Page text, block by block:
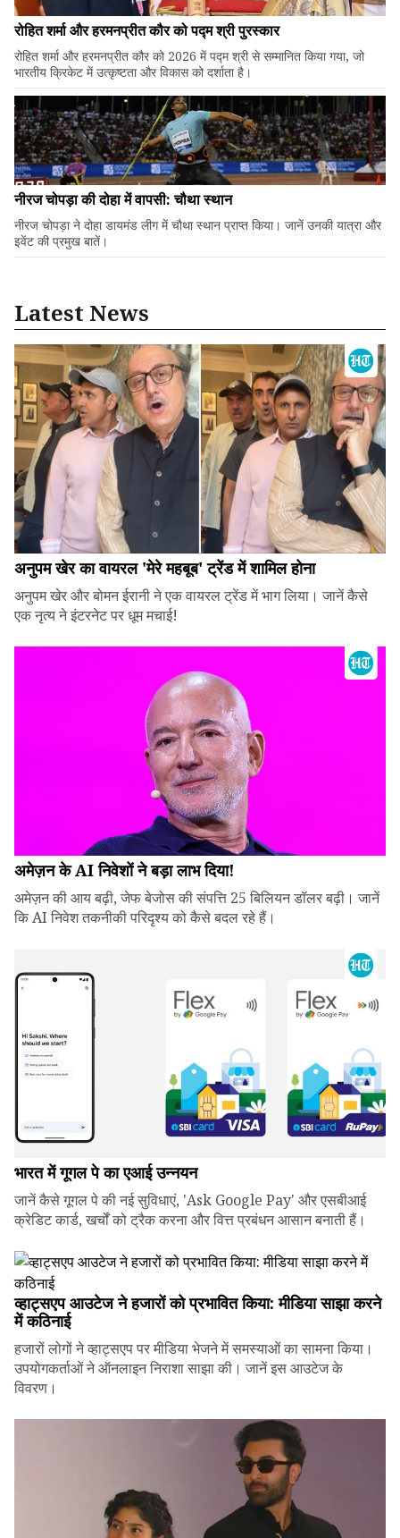
रोहित शर्मा और हरमनप्रीत कौर को पद्म श्री पुरस्कार
रोहित शर्मा और हरमनप्रीत कौर को 2026 में पद्म श्री से सम्मानित किया गया, जो
भारतीय क्रिकेट में उत्कृष्टता और विकास को दर्शाता है।
नीरज चोपड़ा की दोहा में वापसी: चौथा स्थान
नीरज चोपड़ा ने दोहा डायमंड लीग में चौथा स्थान प्राप्त किया। जानें उनकी यात्रा और
इवेंट की प्रमुख बातें।
Latest News
अनुपम खेर का वायरल 'मेरे महबूब' ट्रेंड में शामिल होना
अनुपम खेर और बोमन ईरानी ने एक वायरल ट्रेंड में भाग लिया। जानें कैसे
एक नृत्य ने इंटरनेट पर धूम मचाई!
अमेज़न के AI निवेशों ने बड़ा लाभ दिया!
अमेज़न की आय बढ़ी, जेफ बेजोस की संपत्ति 25 बिलियन डॉलर बढ़ी। जानें
कि AI निवेश तकनीकी परिदृश्य को कैसे बदल रहे हैं।
भारत में गूगल पे का एआई उन्नयन
जानें कैसे गूगल पे की नई सुविधाएं, 'Ask Google Pay' और एसबीआई
क्रेडिट कार्ड, खर्चों को ट्रैक करना और वित्त प्रबंधन आसान बनाती हैं।
व्हाट्सएप आउटेज ने हजारों को प्रभावित किया: मीडिया साझा करने
में कठिनाई
हजारों लोगों ने व्हाट्सएप पर मीडिया भेजने में समस्याओं का सामना किया।
उपयोगकर्ताओं ने ऑनलाइन निराशा साझा की। जानें इस आउटेज के
विवरण।